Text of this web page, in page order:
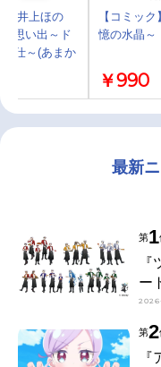
井上ほの
思い出～ド
仕～(あまか
【コミッ
憶の水晶～
￥990
最新
第1
ー
第2